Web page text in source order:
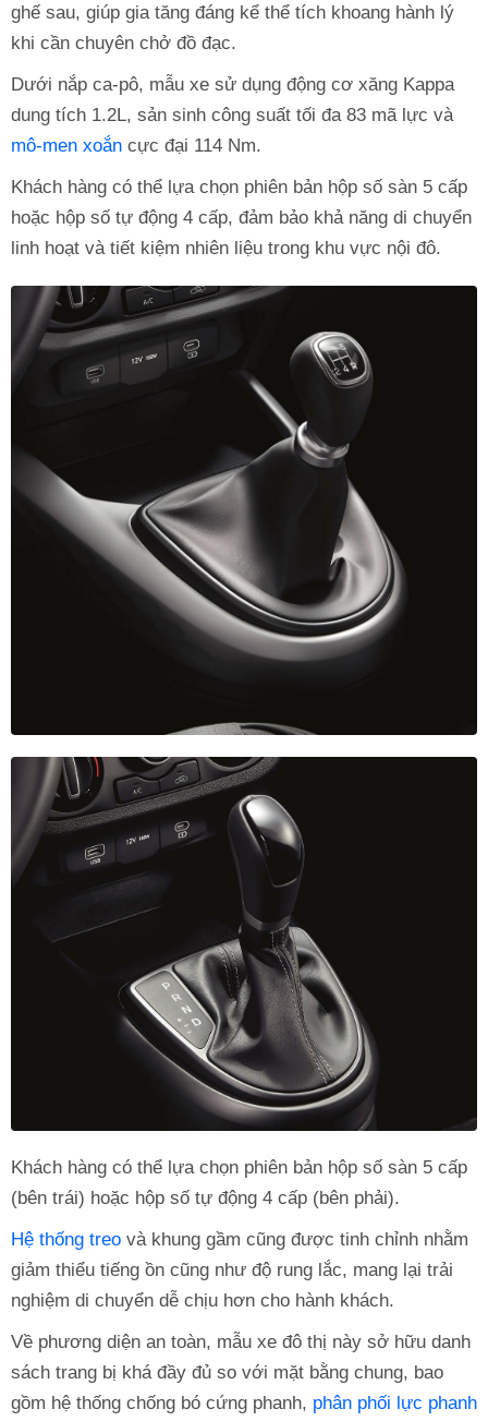
ghế sau, giúp gia tăng đáng kể thể tích khoang hành lý
khi cần chuyên chở đồ đạc.
Dưới nắp ca-pô, mẫu xe sử dụng động cơ xăng Kappa
dung tích 1.2L, sản sinh công suất tối đa 83 mã lực và
mô-men xoắn cực đại 114 Nm.
Khách hàng có thể lựa chọn phiên bản hộp số sàn 5 cấp
hoặc hộp số tự động 4 cấp, đảm bảo khả năng di chuyển
linh hoạt và tiết kiệm nhiên liệu trong khu vực nội đô.
Khách hàng có thể lựa chọn phiên bản hộp số sàn 5 cấp
(bên trái) hoặc hộp số tự động 4 cấp (bên phải).
Hệ thống treo và khung gầm cũng được tinh chỉnh nhằm
giảm thiểu tiếng ồn cũng như độ rung lắc, mang lại trải
nghiệm di chuyển dễ chịu hơn cho hành khách.
Về phương diện an toàn, mẫu xe đô thị này sở hữu danh
sách trang bị khá đầy đủ so với mặt bằng chung, bao
gồm hệ thống chống bó cứng phanh, phân phối lực phanh